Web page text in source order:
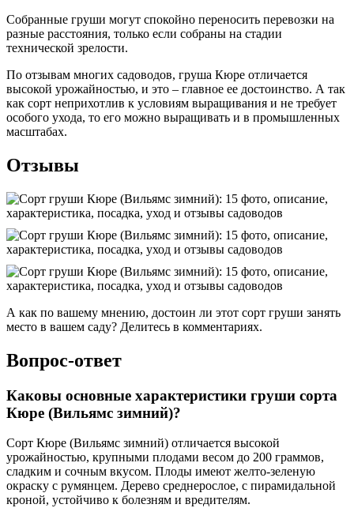
Собранные груши могут спокойно переносить перевозки на
разные расстояния, только если собраны на стадии
технической зрелости.
По отзывам многих садоводов, груша Кюре отличается
высокой урожайностью, и это – главное ее достоинство. А так
как сорт неприхотлив к условиям выращивания и не требует
особого ухода, то его можно выращивать и в промышленных
масштабах.
Отзывы
А как по вашему мнению, достоин ли этот сорт груши занять
место в вашем саду? Делитесь в комментариях.
Вопрос-ответ
Каковы основные характеристики груши сорта
Кюре (Вильямс зимний)?
Сорт Кюре (Вильямс зимний) отличается высокой
урожайностью, крупными плодами весом до 200 граммов,
сладким и сочным вкусом. Плоды имеют желто-зеленую
окраску с румянцем. Дерево среднерослое, с пирамидальной
кроной, устойчиво к болезням и вредителям.